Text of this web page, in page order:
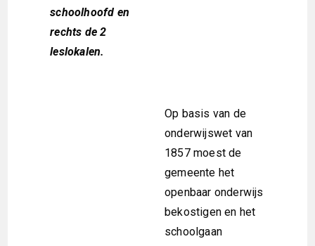
schoolhoofd en
rechts de 2
leslokalen.
Op basis van de
onderwijswet van
1857 moest de
gemeente het
openbaar onderwijs
bekostigen en het
schoolgaan